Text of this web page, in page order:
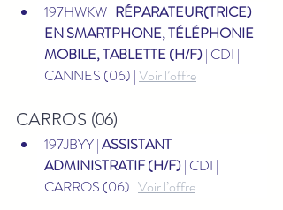
197HWKW | RÉPARATEUR(TRICE)
EN SMARTPHONE, TÉLÉPHONIE
MOBILE, TABLETTE (H/F) | CDI |
CANNES (06) | Voir l’offre
CARROS (06)
197JBYY | ASSISTANT
ADMINISTRATIF (H/F) | CDI |
CARROS (06) | Voir l’offre